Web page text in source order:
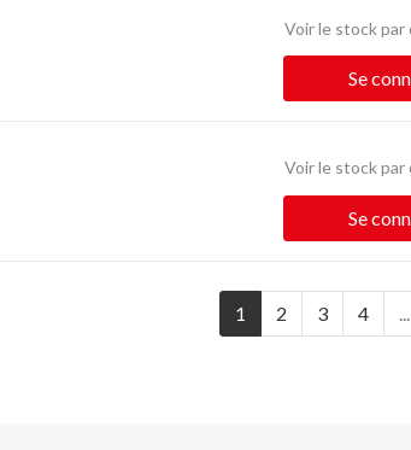
Voir le stock par
Se
Voir le stock par
Se
1 2 3 4 ...